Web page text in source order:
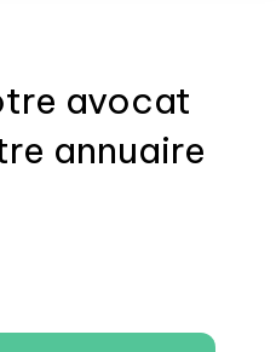
avocat
annuaire